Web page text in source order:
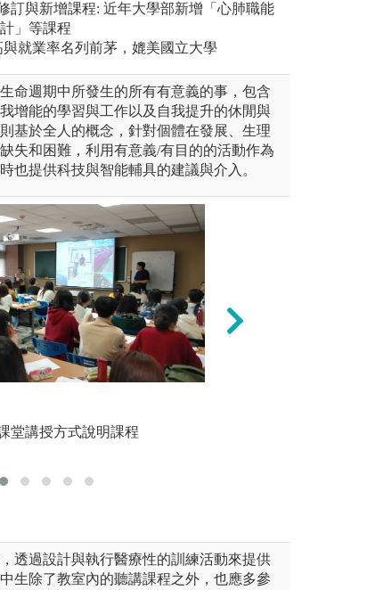
訂與新增課程: 近年大學部新增「心肺職能
」等課程
就業率名列前茅，媲美國立大學
命週期中所發生的所有有意義的事，包含
增能的學習與工作以及自我提升的休閒與
基於全人的概念，針對個體在發展、生理
失和困難，利用有意義/有目的的活動作為
也提供科技與智能輔具的建議與介入。
學生透過實際實作演
中做的過程中去培養
堂講授方式說明課程
透過設計與執行醫療性的訓練活動來提供
生除了教室內的聽講課程之外，也應多參